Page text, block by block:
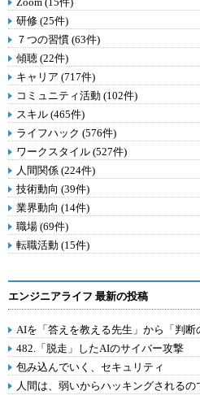
研修 (25件)
７つの習慣 (63件)
傾聴 (22件)
キャリア (717件)
コミュニティ活動 (102件)
スキル (465件)
ライフハック (576件)
ワークスタイル (527件)
人間関係 (224件)
技術動向 (39件)
業界動向 (14件)
職場 (69件)
転職活動 (15件)
エンジニアライフ 最新の投稿
AIを「答えを教える先生」から「判断
482.「脱走」したAIのサイバー攻撃
包み込んでいく、セキュリティ
人間は、弱いからハッキングされるの